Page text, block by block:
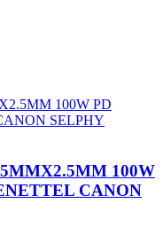
100W
CANON